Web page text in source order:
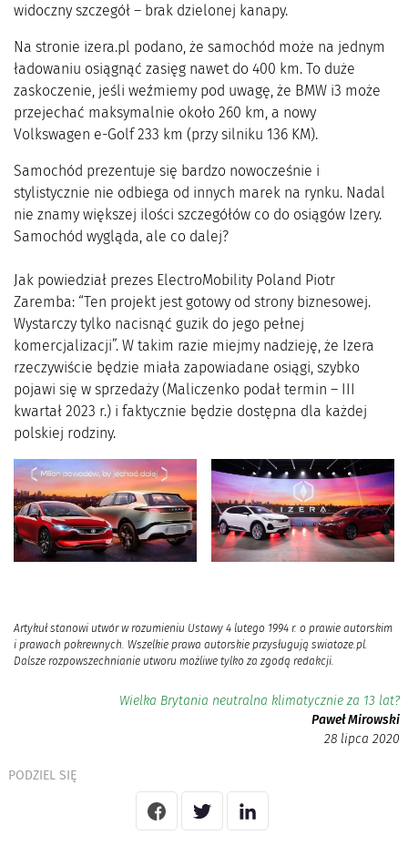
widoczny szczegół – brak dzielonej kanapy.
Na stronie izera.pl podano, że samochód może na jednym
ładowaniu osiągnąć zasięg nawet do 400 km. To duże
zaskoczenie, jeśli weźmiemy pod uwagę, że BMW i3 może
przejechać maksymalnie około 260 km, a nowy
Volkswagen e-Golf 233 km (przy silniku 136 KM).
Samochód prezentuje się bardzo nowocześnie i
stylistycznie nie odbiega od innych marek na rynku. Nadal
nie znamy większej ilości szczegółów co do osiągów Izery.
Samochód wygląda, ale co dalej?
Jak powiedział prezes ElectroMobility Poland Piotr
Zaremba: “Ten projekt jest gotowy od strony biznesowej.
Wystarczy tylko nacisnąć guzik do jego pełnej
komercjalizacji”. W takim razie miejmy nadzieję, że Izera
rzeczywiście będzie miała zapowiadane osiągi, szybko
pojawi się w sprzedaży (Maliczenko podał termin – III
kwartał 2023 r.) i faktycznie będzie dostępna dla każdej
polskiej rodziny.
Artykuł stanowi utwór w rozumieniu Ustawy 4 lutego 1994 r. o prawie autorskim
i prawach pokrewnych. Wszelkie prawa autorskie przysługują swiatoze.pl.
Dalsze rozpowszechnianie utworu możliwe tylko za zgodą redakcji.
Wielka Brytania neutralna klimatycznie za 13 lat?
Paweł Mirowski
28 lipca 2020
PODZIEL SIĘ